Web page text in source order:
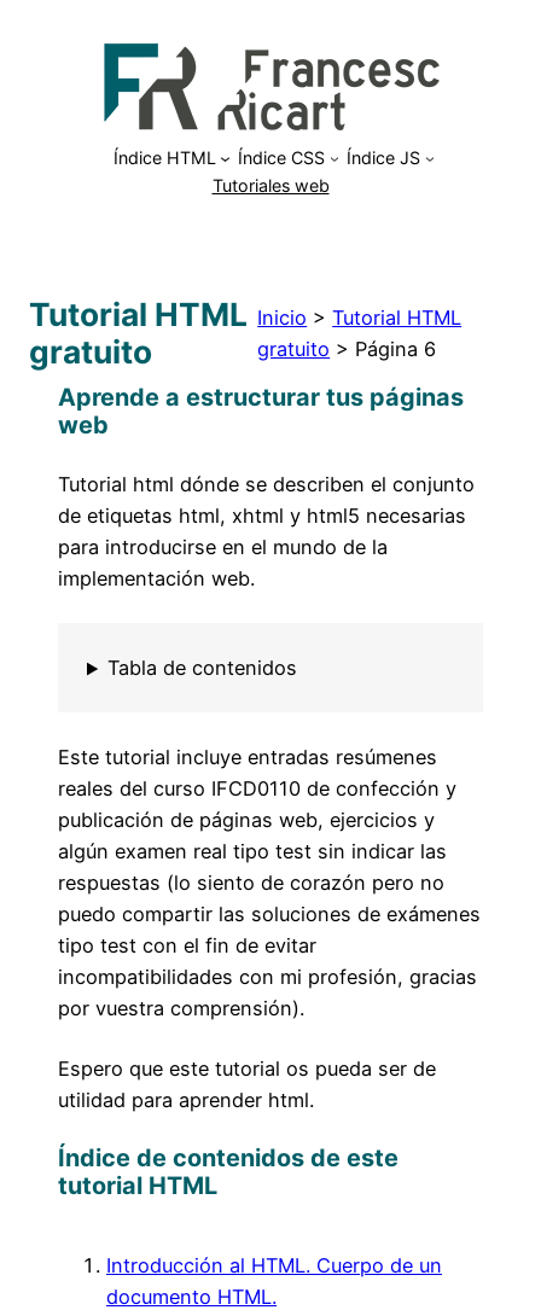
Índice HTML Índice CSS
Índice JS
Tutoriales web
Tutorial HTML
gratuito
Inicio >Tutorial HTML
gratuito > Página 6
Aprende a estructurar tus páginas
web
Tutorial html dónde se describen el conjunto
de etiquetas html, xhtml y html5 necesarias
para introducirse en el mundo de la
implementación web.
Tabla de contenidos
Este tutorial incluye entradas resúmenes
reales del curso IFCD0110 de confección y
publicación de páginas web, ejercicios y
algún examen real tipo test sin indicar las
respuestas (lo siento de corazón pero no
puedo compartir las soluciones de exámenes
tipo test con el fin de evitar
incompatibilidades con mi profesión, gracias
por vuestra comprensión).
Espero que este tutorial os pueda ser de
utilidad para aprender html.
Índice de contenidos de este
tutorial HTML
Introducción al HTML. Cuerpo de un
documento HTML.